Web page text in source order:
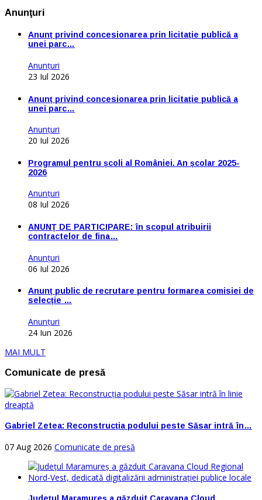
Anunţuri
Anunț privind concesionarea prin licitație publică a
unei parc…
Anunţuri
23 Iul 2026
Anunț privind concesionarea prin licitație publică a
unei parc…
Anunţuri
20 Iul 2026
Programul pentru școli al României. An școlar 2025-
2026
Anunţuri
08 Iul 2026
ANUNŢ DE PARTICIPARE: în scopul atribuirii
contractelor de fina…
Anunţuri
06 Iul 2026
Anunț public de recrutare pentru formarea comisiei de
selecție …
Anunţuri
24 Iun 2026
MAI MULT
Comunicate de presă
Gabriel Zetea: Reconstrucția podului peste Săsar intră în…
07 Aug 2026 Comunicate de presă